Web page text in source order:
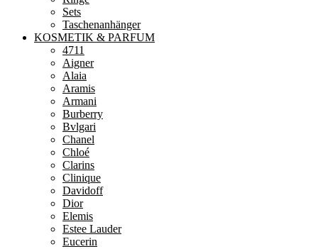
Sets
Taschenanhänger
KOSMETIK & PARFUM
4711
Aigner
Alaia
Aramis
Armani
Burberry
Bvlgari
Chanel
Chloé
Clarins
Clinique
Davidoff
Dior
Elemis
Estee Lauder
Eucerin